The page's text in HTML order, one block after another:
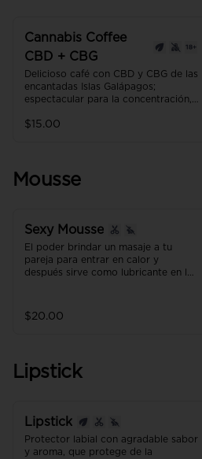
Cannabis Coffee
CBD + CBG
Delicioso café con CBD y CBG de las
encantadas Islas Galápagos;
espectacular para la concentración,
Recibe lo mejor de ambos mundos...
CBG.
$15.00
Mousse
Sexy Mousse
El poder brindar un masaje a tu
pareja para entrar en calor y
después sirve como lubricante en las
$20.00
Lipstick
Lipstick
Protector labial con agradable sabor
y aroma, que protege de la